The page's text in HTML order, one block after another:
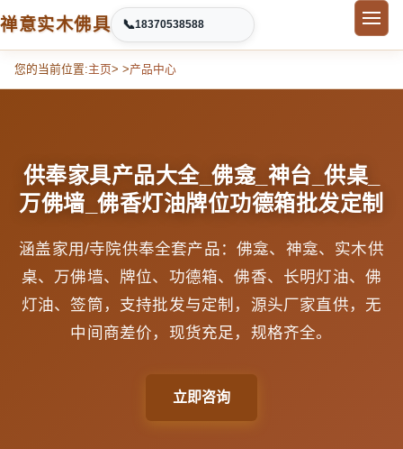
禅意实木佛具 📞18370538588
您的当前位置:主页> >产品中心
供奉家具产品大全_佛龛_神台_供桌_
万佛墙_佛香灯油牌位功德箱批发定制
涵盖家用/寺院供奉全套产品：佛龛、神龛、实木供
桌、万佛墙、牌位、功德箱、佛香、长明灯油、佛
灯油、签筒，支持批发与定制，源头厂家直供，无
中间商差价，现货充足，规格齐全。
立即咨询